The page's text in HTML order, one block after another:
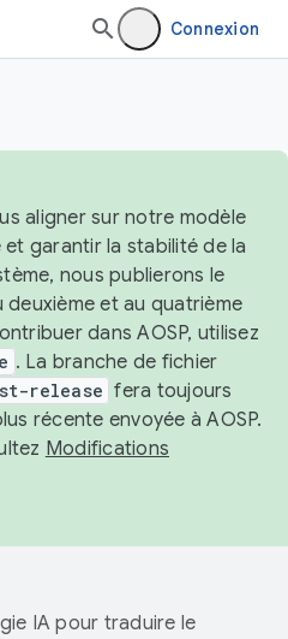
Connexion
aligner sur notre modèle
garantir la stabilité de la
nous publierons le
et au quatrième
dans AOSP, utilisez
. La branche de fichier
release fera toujours
récente envoyée à AOSP.
Modifications
IA pour traduire le